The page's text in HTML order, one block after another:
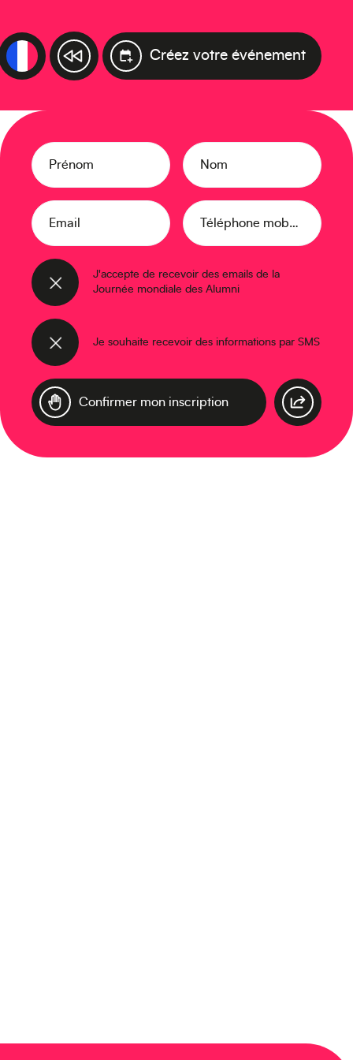
Créez votre événement
Prénom Nom
Email Téléphone mobile
J'accepte de recevoir des emails de la
Journée mondiale des Alumni
Je souhaite recevoir des informations par SMS